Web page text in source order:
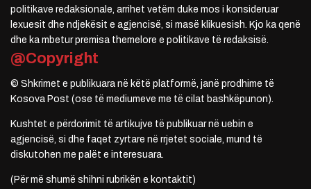
politikave redaksionale, arrihet vetëm duke mos i konsideruar
lexuesit dhe ndjekësit e agjencisë, si masë klikuesish. Kjo ka qenë
dhe ka mbetur premisa themelore e politikave të redaksisë.
@Copyright
© Shkrimet e publikuara në këtë platformë, janë prodhime të
Kosova Post (ose të mediumeve me të cilat bashkëpunon).
Kushtet e përdorimit të artikujve të publikuar në uebin e
agjencisë, si dhe faqet zyrtare në rrjetet sociale, mund të
diskutohen me palët e interesuara.
(Për më shumë shihni rubrikën e kontaktit)